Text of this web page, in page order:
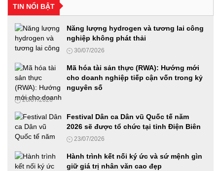
Nam qua các thời kỳ, thực trạng và giải pháp"
24/06/2026
Diễn đàn Phát triển hạ tầng năng lượng thông minh
24/06/2026
Từ “Con đường tương lai” đến mô hình kinh tế mới trong thời
đại AI
23/06/2026
Diễn đàn Phát triển Nhiên liệu sinh học 2026: Từ chủ trương
của Đảng đến hành động Quốc gia
18/06/2026
TIN NỔI BẬT
Năng lượng hydrogen và tương lai công
nghiệp không phát thải
30/07/2026
Mã hóa tài sản thực (RWA): Hướng mới
cho doanh nghiệp tiếp cận vốn trong kỷ
nguyên số
26/07/2026
Festival Dân ca Dân vũ Quốc tế năm
2026 sẽ được tổ chức tại tỉnh Điện Biên
23/07/2026
Hành trình kết nối ký ức và sứ mệnh gìn
giữ giá trị nhân văn cao đẹp